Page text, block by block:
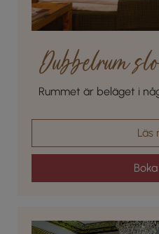
Dubbelrum
Rummet är beläget i
Läs